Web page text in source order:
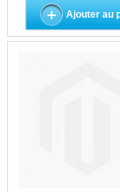
Ajouter au